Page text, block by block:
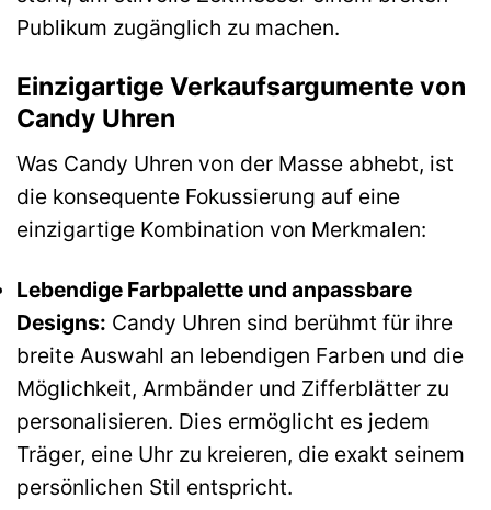
Publikum zugänglich zu machen.
Einzigartige Verkaufsargumente von
Candy Uhren
Was Candy Uhren von der Masse abhebt, ist
die konsequente Fokussierung auf eine
einzigartige Kombination von Merkmalen:
Lebendige Farbpalette und anpassbare
Designs: Candy Uhren sind berühmt für ihre
breite Auswahl an lebendigen Farben und die
Möglichkeit, Armbänder und Zifferblätter zu
personalisieren. Dies ermöglicht es jedem
Träger, eine Uhr zu kreieren, die exakt seinem
persönlichen Stil entspricht.